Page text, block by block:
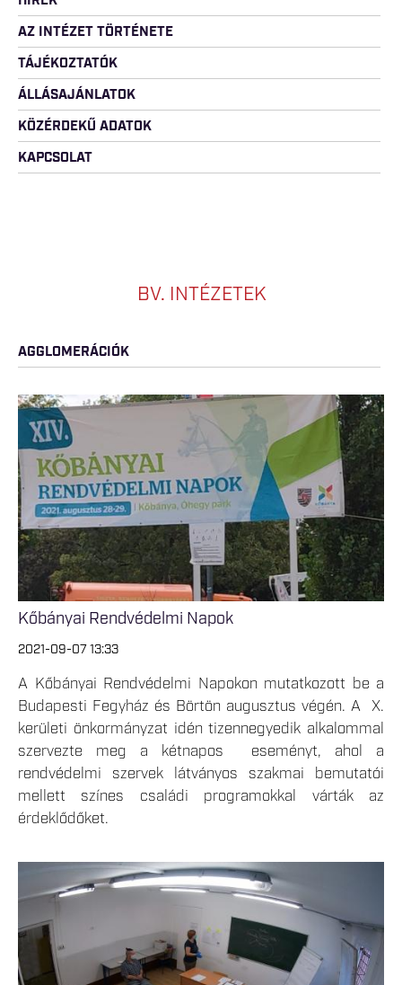
AZ INTÉZET TÖRTÉNETE
TÁJÉKOZTATÓK
ÁLLÁSAJÁNLATOK
KÖZÉRDEKŰ ADATOK
KAPCSOLAT
BV. INTÉZETEK
AGGLOMERÁCIÓK
Kőbányai Rendvédelmi Napok
2021-09-07 13:33
A Kőbányai Rendvédelmi Napokon mutatkozott be a
Budapesti Fegyház és Börtön augusztus végén. A X.
kerületi önkormányzat idén tizennegyedik alkalommal
szervezte meg a kétnapos eseményt, ahol a
rendvédelmi szervek látványos szakmai bemutatói
mellett színes családi programokkal várták az
érdeklődőket.